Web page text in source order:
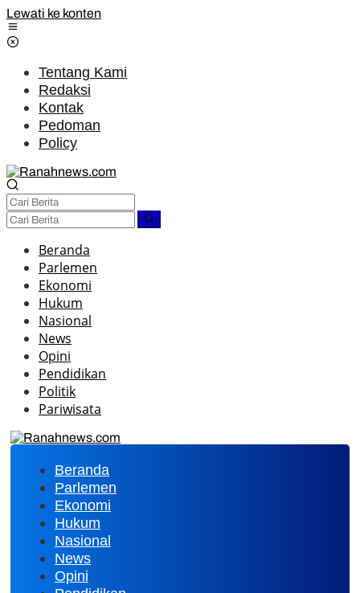
Lewati ke konten
Tentang Kami
Redaksi
Kontak
Pedoman
Policy
Beranda
Parlemen
Ekonomi
Hukum
Nasional
News
Opini
Pendidikan
Politik
Pariwisata
Beranda
Parlemen
Ekonomi
Hukum
Nasional
News
Opini